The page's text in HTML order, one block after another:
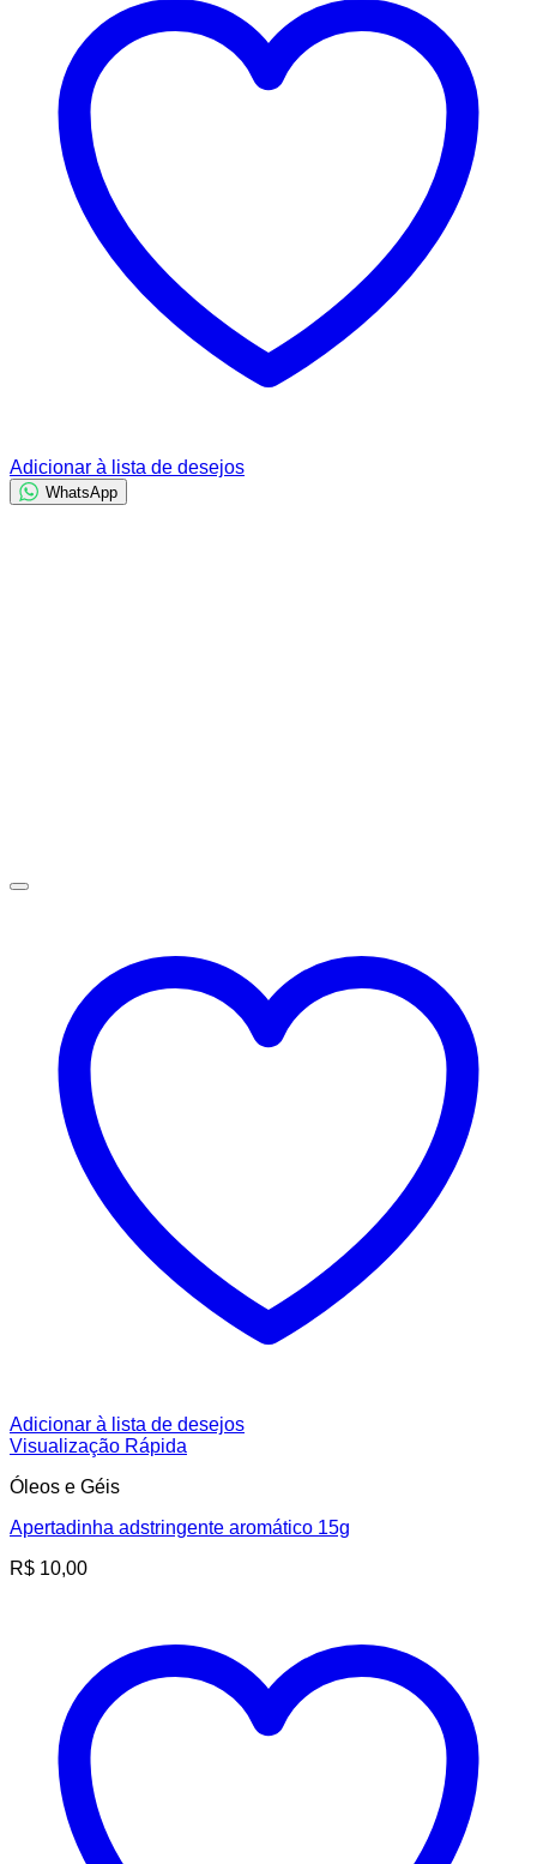
Adicionar à lista de desejos
WhatsApp
Adicionar à lista de desejos
Visualização Rápida
Óleos e Géis
Apertadinha adstringente aromático 15g
R$ 10,00